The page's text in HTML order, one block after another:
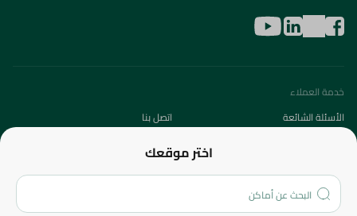
اختر موقعك
خدمة العملاء
الأسئلة الشائعة
اتصل بنا
من نحن؟
الفروع
المزيد